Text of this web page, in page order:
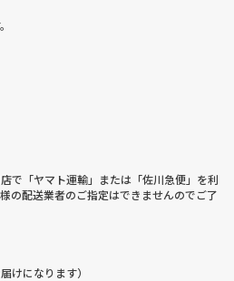
で「ヤマト運輸」または「佐川急便」を利
の配送業者のご指定はできませんのでご了
けになります）